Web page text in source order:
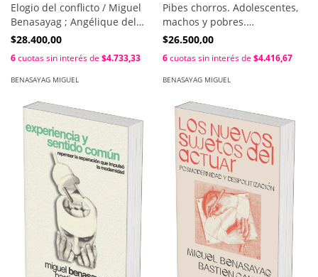
Elogio del conflicto / Miguel
Benasayag ; Angélique del
Rey
$28.400,00
6cuotas sin interés de $4.733,33
BENASAYAG MIGUEL
Pibes chorros. Adolescentes,
machos y pobres.
Subjetividad de jóvenes en
Miguel Kunst ; Prólogo de
Miguel Benasayag
$26.500,00
6cuotas sin interés de $4.416,67
BENASAYAG MIGUEL